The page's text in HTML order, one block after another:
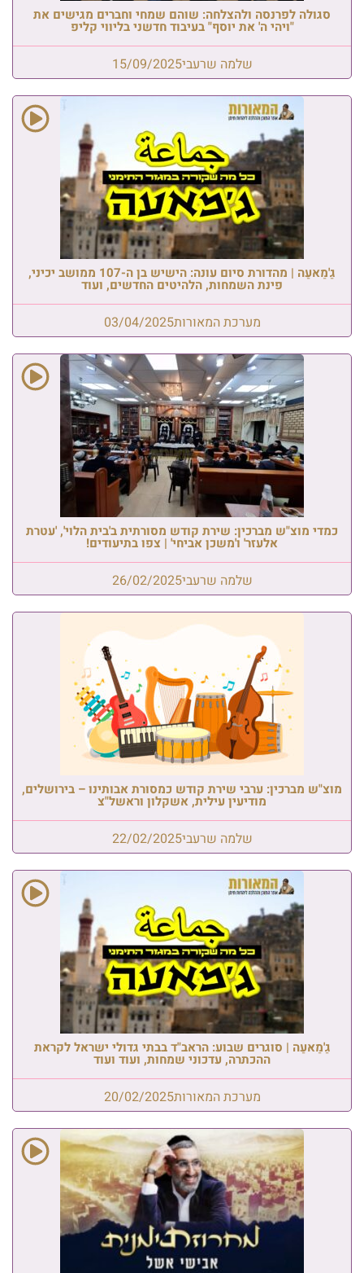
סגולה לפרנסה ולהצלחה: שוהם שמחי וחברים מגישים את
"ויהי ה' את יוסף" בעיבוד חדשני בליווי קליפ
שלמה שרעבי15/09/2025
גַ'מַאעַה | מהדורת סיום עונה: הישיש בן ה-107 ממושב יכיני,
פינת השמחות, הלהיטים החדשים, ועוד
מערכת המאורות03/04/2025
כמדי מוצ"ש מברכין: שירת קודש מסורתית ב'בית הלוי', 'עטרת
אלעזר' ו'משכן אביחי' | צפו בתיעודים!
שלמה שרעבי26/02/2025
מוצ"ש מברכין: ערבי שירת קודש כמסורת אבותינו – בירושלים,
מודיעין עילית, אשקלון וראשל"צ
שלמה שרעבי22/02/2025
גַ'מַאעַה | סוגרים שבוע: הראב"ד בבתי גדולי ישראל לקראת
ההכתרה, עדכוני שמחות, ועוד ועוד
מערכת המאורות20/02/2025